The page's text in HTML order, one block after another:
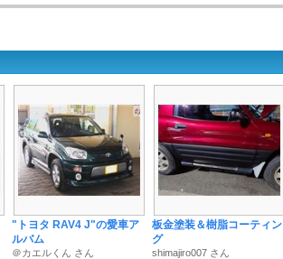
"トヨタ RAV4 J"の愛車ア
ルバム
＠カエルくん さん
板金塗装＆樹脂コーティン
グ
shimajiro007 さん